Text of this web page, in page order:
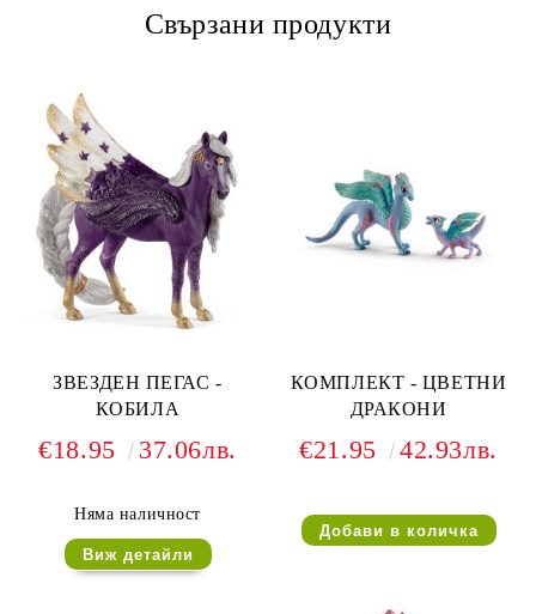
Свързани продукти
ЗВЕЗДЕН ПЕГАС -
КОБИЛА
€18.95 37.06лв.
Няма наличност
Виж детайли
КОМПЛЕКТ - ЦВЕТНИ
ДРАКОНИ
€21.95 42.93лв.